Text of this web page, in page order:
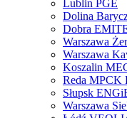
Lublin PGE
Dolina
Dobra
Warszawa
Warszawa
Koszalin
Reda MPCK
Słupsk
Warszawa